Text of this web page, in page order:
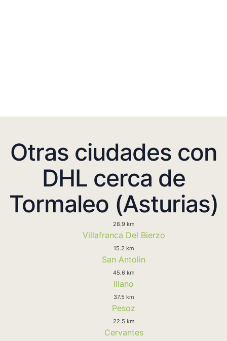
Otras ciudades con
DHL cerca de
Tormaleo (Asturias)
28.9 km
Villafranca Del Bierzo
15.2 km
San Antolin
45.6 km
Illano
37.5 km
Pesoz
22.5 km
Cervantes